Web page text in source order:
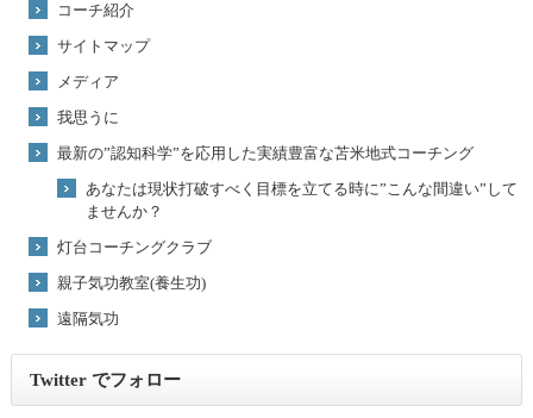
コーチ紹介
サイトマップ
メディア
我思うに
最新の”認知科学”を応用した実績豊富な苫米地式コーチング
あなたは現状打破すべく目標を立てる時に”こんな間違い”して
ませんか？
灯台コーチングクラブ
親子気功教室(養生功)
遠隔気功
Twitter でフォロー